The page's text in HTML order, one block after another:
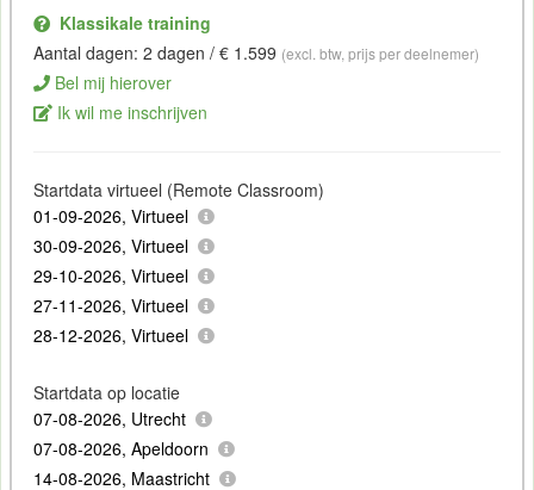
Klassikale training
Aantal dagen: 2 dagen / € 1.599 (excl. btw, prijs per deelnemer)
Bel mij hierover
Ik wil me inschrijven
Startdata virtueel (Remote Classroom)
01-09-2026, Virtueel
30-09-2026, Virtueel
29-10-2026, Virtueel
27-11-2026, Virtueel
28-12-2026, Virtueel
Startdata op locatie
07-08-2026, Utrecht
07-08-2026, Apeldoorn
14-08-2026, Maastricht